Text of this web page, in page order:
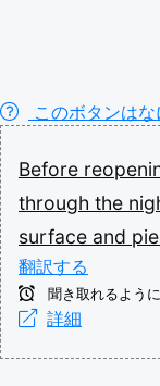
このボタンはな
Before
through the
surface and
翻訳する
聞き取れるよう
詳細